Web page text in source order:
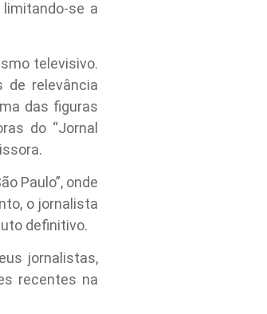
se a
televisivo.
de relevância
das figuras
do “Jornal
Paulo”, onde
o jornalista
definitivo.
jornalistas,
recentes na